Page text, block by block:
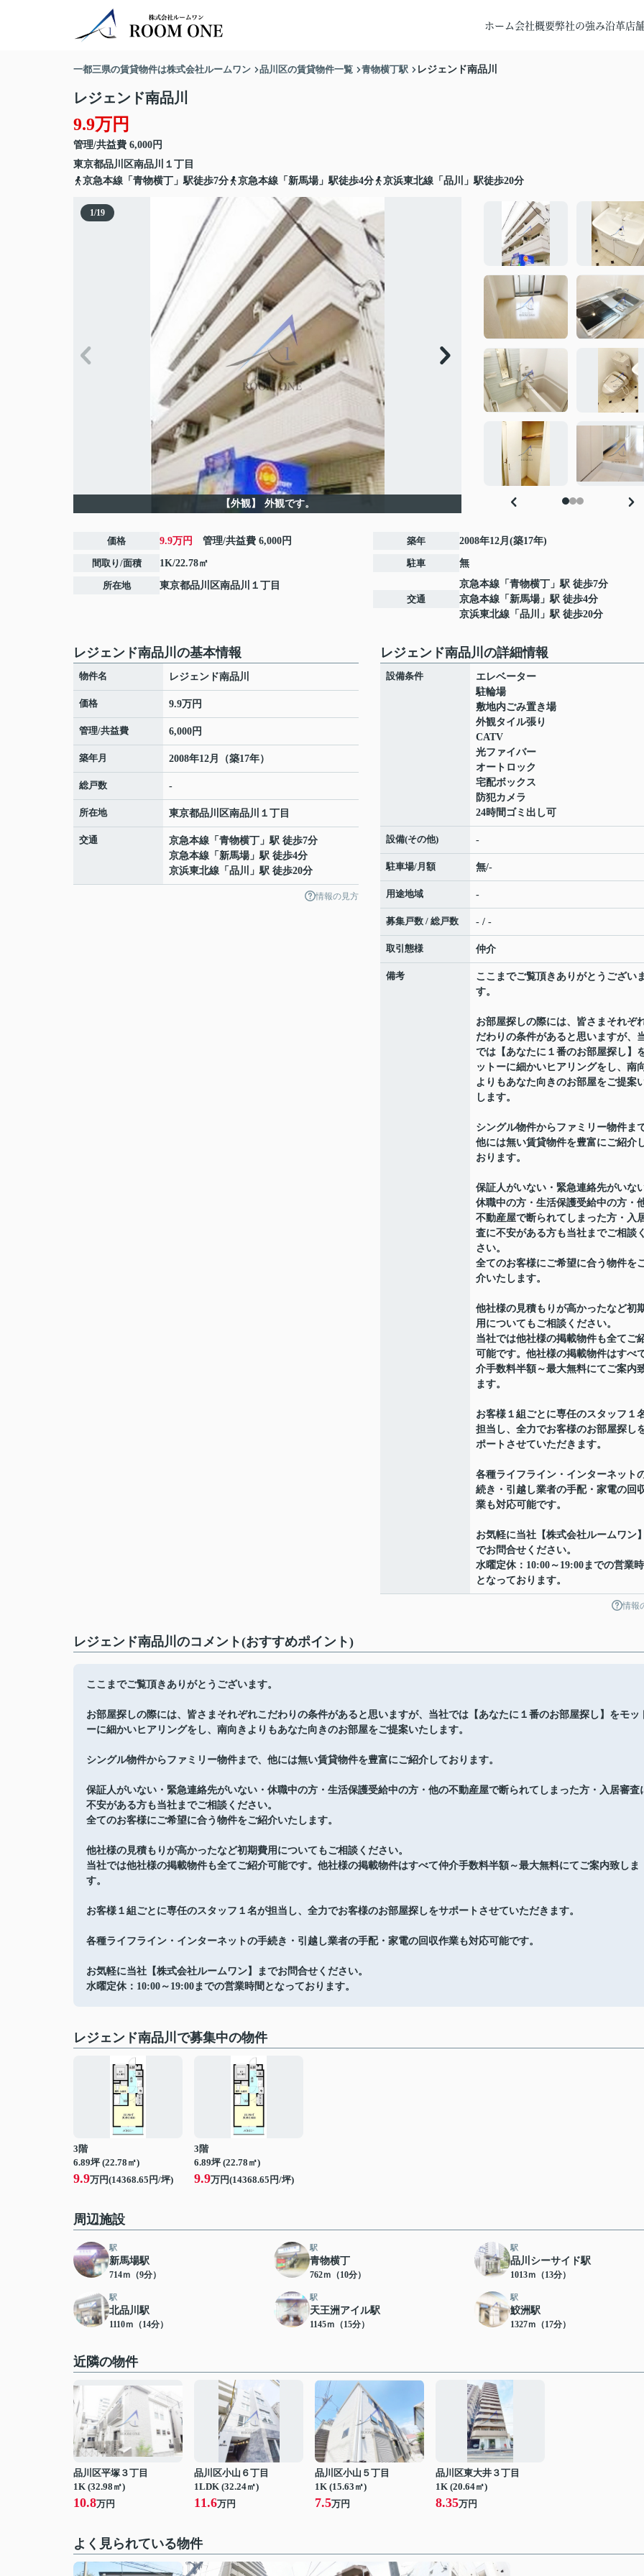
ホーム会社概要弊社の強み沿革店
一都三県の賃貸物件は株式会社ルームワン 品川区の賃貸物件一覧 青物横丁駅 レジェンド南品川
レジェンド南品川
9.9万円
管理/共益費 6,000円
東京都品川区南品川 １丁目
京急本線「青物横丁」駅徒歩7分
京急本線「新馬場」駅徒歩4分 京浜東北線「品川」駅徒歩20分
1/19
【外観】 外観です。
価格 9.9万円 管理/共益費 6,000円
間取り/面積 1K/22.78㎡
所在地 東京都品川区南品川 １丁目
築年 2008年12月(築17年)
駐車 無
交通
京急本線 「 青物横丁 」駅 徒歩7分
京急本線 「 新馬場」駅 徒歩4分
京浜東北線 「 品川 」駅 徒歩20分
レジェンド南品川の基本情報
物件名 レジェンド南品川
価格 9.9万円
管理/共益費 6,000円
築年月 2008年12月（築17年）
総戸数 -
所在地 東京都品川区南品川 １丁目
交通 京急本線 「 青物横丁 」駅 徒歩7分
京急本線 「 新馬場」駅 徒歩4分
京浜東北線 「 品川 」駅 徒歩20分
情報の見方
レジェンド南品川の詳細情報
設備条件
エレベーター
駐輪場
敷地内ごみ置き場
外観タイル張り
CATV
光ファイバー
オートロック
宅配ボックス
防犯カメラ
24時間ゴミ出し可
設備(その他) -
駐車場/月額 無/-
用途地域 -
募集戸数 / 総戸数 - / -
取引態様 仲介
備考
ここまでご覧頂きありがとうござい
す。
お部屋探しの際には、皆さまそれぞ
だわりの条件があると思いますが、
では【あなたに１番のお部屋探し】
ットーに細かいヒアリングをし、南
よりもあなた向きのお部屋をご提案
します。
シングル物件からファミリー物件ま
他には無い賃貸物件を豊富にご紹介
おります。
保証人がいない・緊急連絡先がいな
休職中の方・生活保護受給中の方・
不動産屋で断られてしまった方・入
査に不安がある方も当社までご相談
さい。
全てのお客様にご希望に合う物件を
介いたします。
他社様の見積もりが高かったなど初
用についてもご相談ください。
当社では他社様の掲載物件も全てご
可能です。他社様の掲載物件はすべ
介手数料半額～最大無料にてご案内
ます。
お客様１組ごとに専任のスタッフ１
担当し、全力でお客様のお部屋探し
ポートさせていただきます。
各種ライフライン・インターネット
続き・引越し業者の手配・家電の回
業も対応可能です。
お気軽に当社【株式会社ルームワン
でお問合せください。
水曜定休：10:00～19:00までの営業
となっております。
情報
レジェンド南品川のコメント(おすすめポイント)
ここまでご覧頂きありがとうございます。
お部屋探しの際には、皆さまそれぞれこだわりの条件があると思いますが、当社では【あなたに１番のお部屋探し】をモッ
ーに細かいヒアリングをし、南向きよりもあなた向きのお部屋をご提案いたします。
シングル物件からファミリー物件まで、他には無い賃貸物件を豊富にご紹介しております。
保証人がいない・緊急連絡先がいない・休職中の方・生活保護受給中の方・他の不動産屋で断られてしまった方・入居審査
不安がある方も当社までご相談ください。
全てのお客様にご希望に合う物件をご紹介いたします。
他社様の見積もりが高かったなど初期費用についてもご相談ください。
当社では他社様の掲載物件も全てご紹介可能です。他社様の掲載物件はすべて仲介手数料半額～最大無料にてご案内致しま
す。
お客様１組ごとに専任のスタッフ１名が担当し、全力でお客様のお部屋探しをサポートさせていただきます。
各種ライフライン・インターネットの手続き・引越し業者の手配・家電の回収作業も対応可能です。
お気軽に当社【株式会社ルームワン】までお問合せください。
水曜定休：10:00～19:00までの営業時間となっております。
レジェンド南品川で募集中の物件
3階
6.89坪 (22.78㎡)
9.9万円(14368.65円/坪)
3階
6.89坪 (22.78㎡)
9.9万円(14368.65円/坪)
周辺施設
駅
新馬場駅
714ｍ（9分）
駅
青物横丁
762ｍ（10分）
駅
品川シーサイド駅
1013ｍ（13分）
駅
北品川駅
1110ｍ（14分）
駅
天王洲アイル駅
1145ｍ（15分）
駅
鮫洲駅
1327ｍ（17分）
近隣の物件
品川区平塚３丁目
1K (32.98㎡)
10.8万円
品川区小山６丁目
1LDK (32.24㎡)
11.6万円
品川区小山５丁目
1K (15.63㎡)
7.5万円
品川区東大井３丁目
1K (20.64㎡)
8.35万円
よく見られている物件